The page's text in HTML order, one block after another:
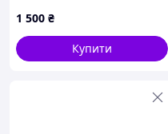
1 500 ₴
Купити